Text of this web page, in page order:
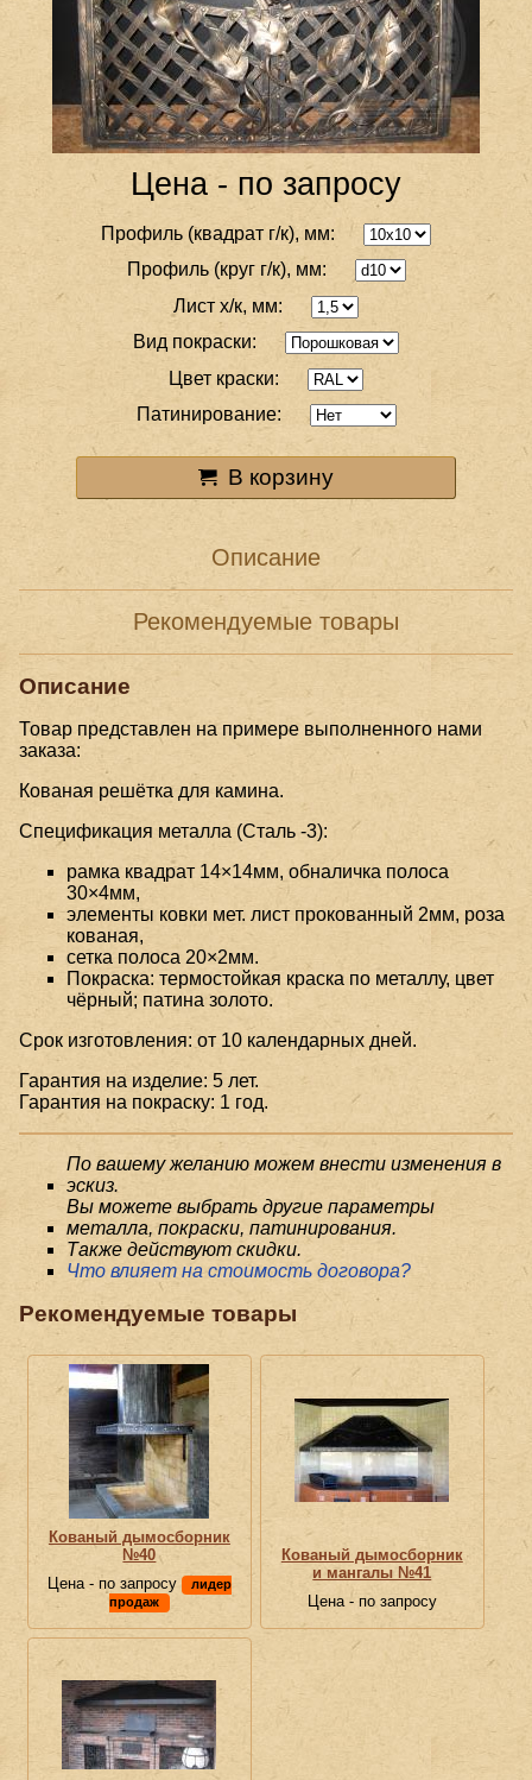
Цена - по запросу
Профиль (квадрат г/к), мм:
Профиль (круг г/к), мм:
Лист х/к, мм:
Вид покраски:
Цвет краски:
Патинирование:
В корзину
Описание
Рекомендуемые товары
Описание
Товар представлен на примере выполненного нами
заказа:
Кованая решётка для камина.
Спецификация металла (Сталь -3):
рамка квадрат 14×14мм, обналичка полоса
30×4мм,
элементы ковки мет. лист прокованный 2мм, роза
кованая,
сетка полоса 20×2мм.
Покраска: термостойкая краска по металлу, цвет
чёрный; патина золото.
Срок изготовления: от 10 календарных дней.
Гарантия на изделие: 5 лет.
Гарантия на покраску: 1 год.
По вашему желанию можем внести изменения в
эскиз.
Вы можете выбрать другие параметры
металла, покраски, патинирования.
Также действуют скидки.
Что влияет на стоимость договора?
Рекомендуемые товары
Кованый дымосборник
№40
Цена - по запросу
лидер
продаж
Кованый дымосборник
и мангалы №41
Цена - по запросу